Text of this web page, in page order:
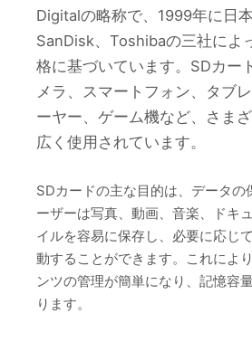
Digitalの略称で、1999年に日
SanDisk、Toshibaの三社によ
格に基づいています。SDカー
メラ、スマートフォン、タブ
ーヤー、ゲーム機など、さま
広く使用されています。
SDカードの主な目的は、データの
ーザーは写真、動画、音楽、ドキ
イルを容易に保存し、必要に応じ
動することができます。これによ
ンツの管理が簡単になり、記憶容
ります。